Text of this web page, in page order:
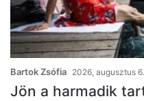
Bartok Zsófia 2026, augusztus
Jön a harmadik